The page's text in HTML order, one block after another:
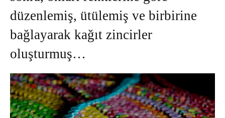
düzenlemiş, ütülemiş ve birbirine
bağlayarak kağıt zincirler
oluşturmuş…